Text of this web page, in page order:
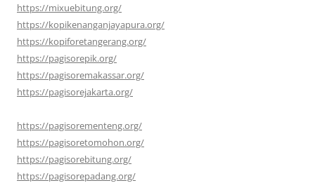
https://mixuebitung.org/
https://kopikenanganjayapura.org/
https://kopiforetangerang.org/
https://pagisorepik.org/
https://pagisoremakassar.org/
https://pagisorejakarta.org/
https://pagisorementeng.org/
https://pagisoretomohon.org/
https://pagisorebitung.org/
https://pagisorepadang.org/